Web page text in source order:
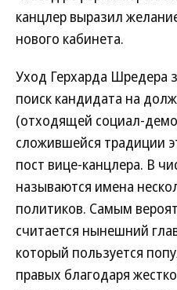
канцлер выразил
нового кабинета.
Уход Герхарда Шредера
поиск кандидата на
(отходящей социал-
сложившейся традиции
пост вице-канцлера. В
называются имена
политиков. Самым
считается нынешний
который пользуется
правых благодаря